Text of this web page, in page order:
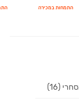
התמחות במכירה
(16)